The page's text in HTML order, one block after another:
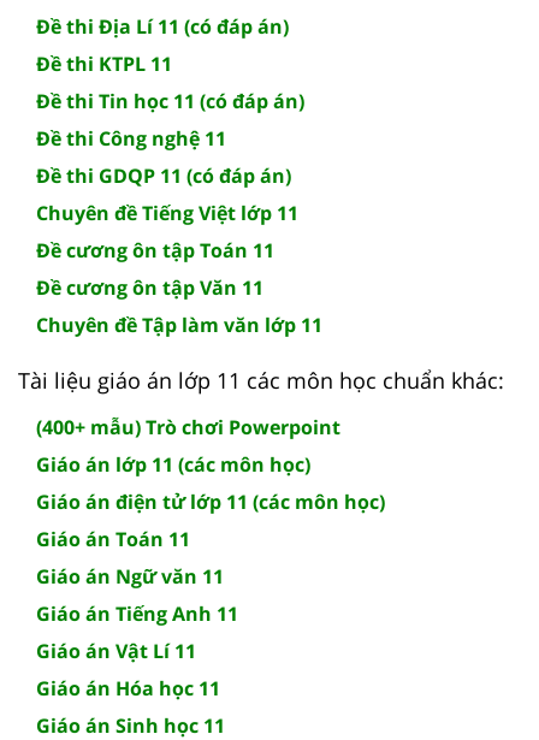
Đề thi Địa Lí 11 (có đáp án)
Đề thi KTPL 11
Đề thi Tin học 11 (có đáp án)
Đề thi Công nghệ 11
Đề thi GDQP 11 (có đáp án)
Chuyên đề Tiếng Việt lớp 11
Đề cương ôn tập Toán 11
Đề cương ôn tập Văn 11
Chuyên đề Tập làm văn lớp 11
Tài liệu giáo án lớp 11 các môn học chuẩn khác:
(400+ mẫu) Trò chơi Powerpoint
Giáo án lớp 11 (các môn học)
Giáo án điện tử lớp 11 (các môn học)
Giáo án Toán 11
Giáo án Ngữ văn 11
Giáo án Tiếng Anh 11
Giáo án Vật Lí 11
Giáo án Hóa học 11
Giáo án Sinh học 11